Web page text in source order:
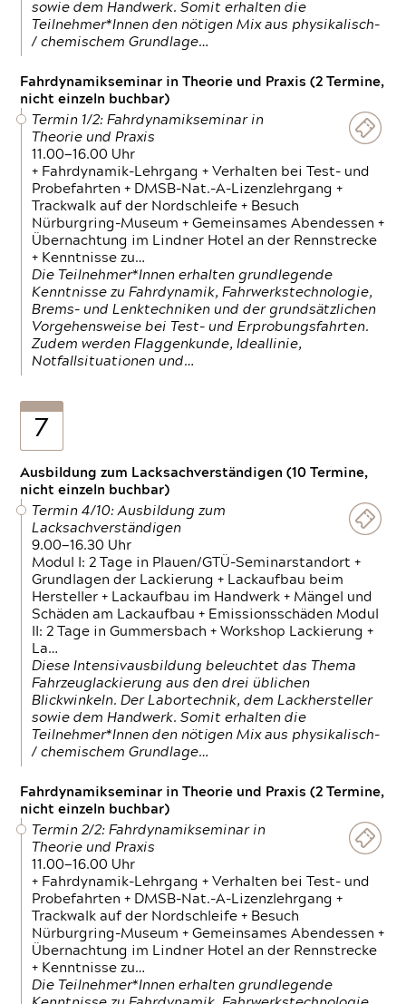
sowie dem Handwerk. Somit erhalten die
Teilnehmer*Innen den nötigen Mix aus physikalisch-
/ chemischem Grundlage…
Fahrdynamikseminar in Theorie und Praxis (2 Termine,
nicht einzeln buchbar)
Termin 1/2: Fahrdynamikseminar in
Theorie und Praxis
11.00—16.00 Uhr
+ Fahrdynamik-Lehrgang + Verhalten bei Test- und
Probefahrten + DMSB-Nat.-A-Lizenzlehrgang +
Trackwalk auf der Nordschleife + Besuch
Nürburgring-Museum + Gemeinsames Abendessen +
Übernachtung im Lindner Hotel an der Rennstrecke
+ Kenntnisse zu…
Die Teilnehmer*Innen erhalten grundlegende
Kenntnisse zu Fahrdynamik, Fahrwerkstechnologie,
Brems- und Lenktechniken und der grundsätzlichen
Vorgehensweise bei Test- und Erprobungsfahrten.
Zudem werden Flaggenkunde, Ideallinie,
Notfallsituationen und…
7
Ausbildung zum Lacksachverständigen (10 Termine,
nicht einzeln buchbar)
Termin 4/10: Ausbildung zum
Lacksachverständigen
9.00—16.30 Uhr
Modul I: 2 Tage in Plauen/GTÜ-Seminarstandort +
Grundlagen der Lackierung + Lackaufbau beim
Hersteller + Lackaufbau im Handwerk + Mängel und
Schäden am Lackaufbau + Emissionsschäden Modul
II: 2 Tage in Gummersbach + Workshop Lackierung +
La…
Diese Intensivausbildung beleuchtet das Thema
Fahrzeuglackierung aus den drei üblichen
Blickwinkeln. Der Labortechnik, dem Lackhersteller
sowie dem Handwerk. Somit erhalten die
Teilnehmer*Innen den nötigen Mix aus physikalisch-
/ chemischem Grundlage…
Fahrdynamikseminar in Theorie und Praxis (2 Termine,
nicht einzeln buchbar)
Termin 2/2: Fahrdynamikseminar in
Theorie und Praxis
11.00—16.00 Uhr
+ Fahrdynamik-Lehrgang + Verhalten bei Test- und
Probefahrten + DMSB-Nat.-A-Lizenzlehrgang +
Trackwalk auf der Nordschleife + Besuch
Nürburgring-Museum + Gemeinsames Abendessen +
Übernachtung im Lindner Hotel an der Rennstrecke
+ Kenntnisse zu…
Die Teilnehmer*Innen erhalten grundlegende